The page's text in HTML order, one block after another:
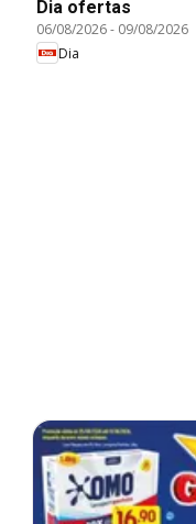
Dia ofertas
06/08/2026- 09/08/2026
Dia